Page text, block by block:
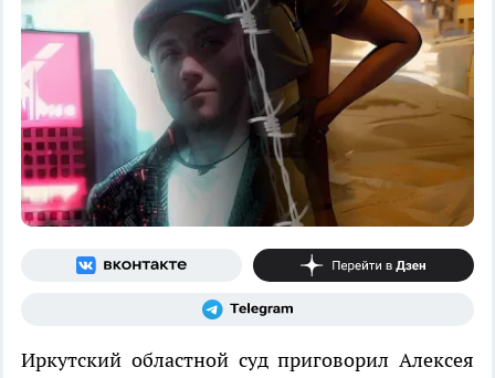
Иркутский областной суд приговорил Алексея